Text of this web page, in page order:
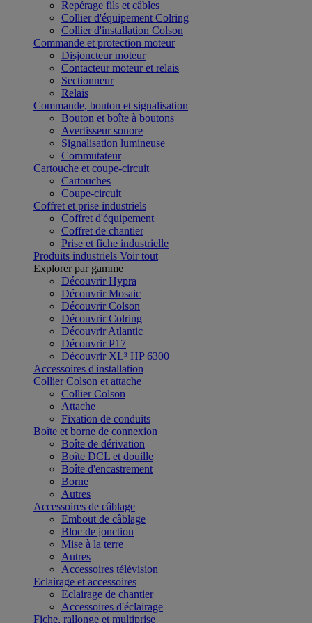
Repérage fils et câbles
Collier d'équipement Colring
Collier d'installation Colson
Commande et protection moteur
Disjoncteur moteur
Contacteur moteur et relais
Sectionneur
Relais
Commande, bouton et signalisation
Bouton et boîte à boutons
Avertisseur sonore
Signalisation lumineuse
Commutateur
Cartouche et coupe-circuit
Cartouches
Coupe-circuit
Coffret et prise industriels
Coffret d'équipement
Coffret de chantier
Prise et fiche industrielle
Produits industriels Voir tout
Explorer par gamme
Découvrir Hypra
Découvrir Mosaic
Découvrir Colson
Découvrir Colring
Découvrir Atlantic
Découvrir P17
Découvrir XL³ HP 6300
Accessoires d'installation
Collier Colson et attache
Collier Colson
Attache
Fixation de conduits
Boîte et borne de connexion
Boîte de dérivation
Boîte DCL et douille
Boîte d'encastrement
Borne
Autres
Accessoires de câblage
Embout de câblage
Bloc de jonction
Mise à la terre
Autres
Accessoires télévision
Eclairage et accessoires
Eclairage de chantier
Accessoires d'éclairage
Fiche, rallonge et multiprise